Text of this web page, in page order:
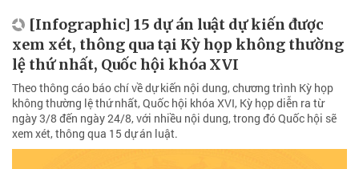
[Infographic] 15 dự án luật dự kiến được
xem xét, thông qua tại Kỳ họp không thường
lệ thứ nhất, Quốc hội khóa XVI
Theo thông cáo báo chí về dự kiến nội dung, chương trình Kỳ họp
không thường lệ thứ nhất, Quốc hội khóa XVI, Kỳ họp diễn ra từ
ngày 3/8 đến ngày 24/8, với nhiều nội dung, trong đó Quốc hội sẽ
xem xét, thông qua 15 dự án luật.